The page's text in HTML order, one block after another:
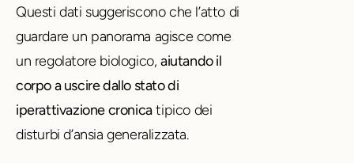
Questi dati suggeriscono che l’atto di
guardare un panorama agisce come
un regolatore biologico, aiutando il
corpo a uscire dallo stato di
iperattivazione cronicatipico dei
disturbi d’ansia generalizzata.